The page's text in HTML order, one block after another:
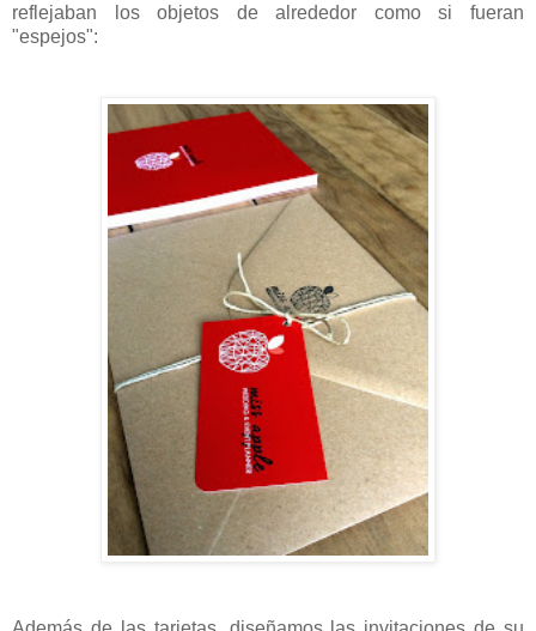
reflejaban los objetos de alrededor como si fueran
"espejos":